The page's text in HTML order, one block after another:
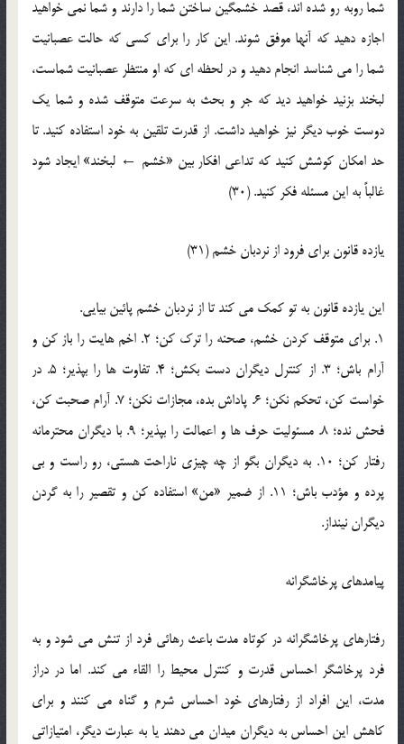
شما روبه رو شده اند، قصد خشمگین ساختن شما را دارند و شما نمی خواهید
اجازه دهید که آنها موفق شوند. این کار را برای کسی که حالت عصبانیت
شما را می شناسد انجام دهید و در لحظه ای که او منتظر عصبانیت شماست،
لبخند بزنید خواهید دید که جر و بحث به سرعت متوقف شده و شما یک
دوست خوب دیگر نیز خواهید داشت. از قدرت تلقین به خود استفاده کنید. تا
حد امکان کوشش کنید که تداعی افکار بین «خشم ← لبخند» ایجاد شود
غالباً به این مسئله فکر کنید. (30)
یازده قانون برای فرود از نردبان خشم (31)
این یازده قانون به تو کمک می کند تا از نردبان خشم پائین بیایی.
1. برای متوقف کردن خشم، صحنه را ترک کن؛ 2. اخم هایت را باز کن و
آرام باش؛ 3. از کنترل دیگران دست بکش؛ 4. تفاوت ها را بپذیر؛ 5. در
خواست کن، تحکم نکن؛ 6. پاداش بده، مجازات نکن؛ 7. آرام صحبت کن،
فحش نده؛ 8. مسئولیت حرف ها و اعمالت را بپذیر؛ 9. با دیگران محترمانه
رفتار کن؛ 10. به دیگران بگو از چه چیزی ناراحت هستی، رو راست و بی
پرده و مؤدب باش؛ 11. از ضمیر «من» استفاده کن و تقصیر را به گردن
دیگران نینداز.
پیامدهای پرخاشگرانه
رفتارهای پرخاشگرانه در کوتاه مدت باعث رهائی فرد از تنش می شود و به
فرد پرخاشگر احساس قدرت و کنترل محیط را القاء می کند. اما در دراز
مدت، این افراد از رفتارهای خود احساس شرم و گناه می کنند و برای
کاهش این احساس به دیگران میدان می دهند یا به عبارت دیگر، امتیازاتی